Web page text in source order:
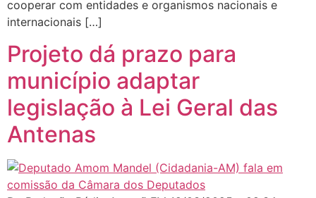
cooperar com entidades e organismos nacionais e
internacionais […]
Projeto dá prazo para
município adaptar
legislação à Lei Geral das
Antenas